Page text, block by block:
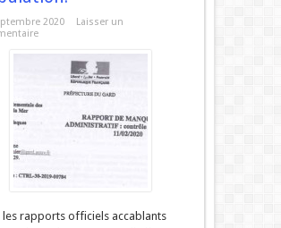
2020
Laisser un
les rapports officiels accablants